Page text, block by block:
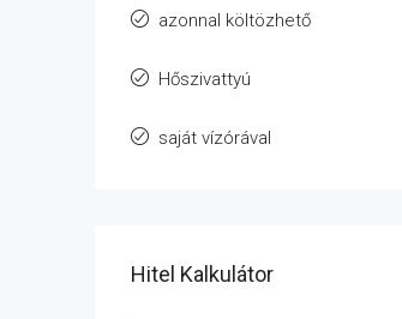
azonnal költözhető
Hőszivattyú
saját vízórával
Hitel Kalkulátor